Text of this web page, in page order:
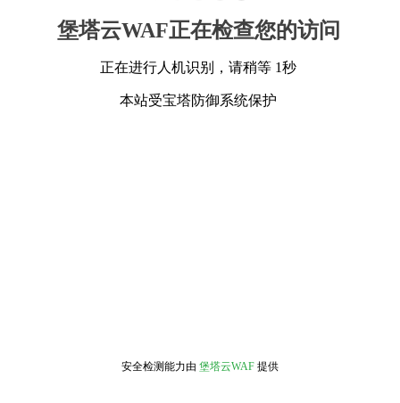
堡塔云WAF正在检查您的访问
正在进行人机识别，请稍等 1秒
本站受宝塔防御系统保护
安全检测能力由 堡塔云WAF 提供